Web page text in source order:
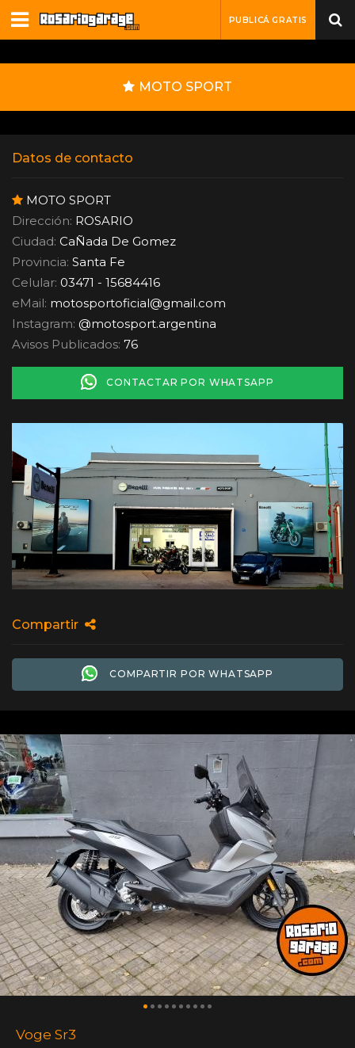
PUBLICÁ GRATIS
MOTO SPORT
Datos de contacto
MOTO SPORT
Dirección: ROSARIO
Ciudad: CaÑada De Gomez
Provincia: Santa Fe
Celular: 03471 - 15684416
eMail: motosportoficial@gmail.com
Instagram: @motosport.argentina
Avisos Publicados: 76
CONTACTAR POR WHATSAPP
Compartir
COMPARTIR POR WHATSAPP
Voge Sr3